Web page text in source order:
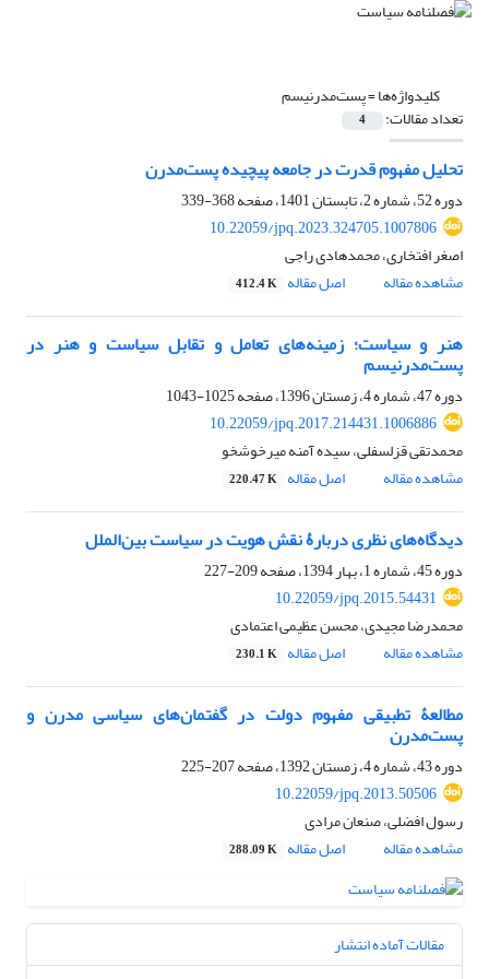
کلیدواژه‌ها =پست‌مدرنیسم
تعداد مقالات: 4
تحلیل مفهوم قدرت در جامعه پیچیده پست‌مدرن
دوره 52، شماره 2، تابستان 1401، صفحه
368-339
10.22059/jpq.2023.324705.1007806
اصغر افتخاری، محمدهادی راجی
مشاهده مقاله
اصل مقاله 412.4 K
هنر و سیاست؛ زمینه‌های تعامل و تقابل سیاست و هنر در
پست‌مدرنیسم
دوره 47، شماره 4، زمستان 1396، صفحه
1025-1043
10.22059/jpq.2017.214431.1006886
محمدتقی قزلسفلی، سیده آمنه میرخوشخو
مشاهده مقاله
اصل مقاله 220.47 K
دیدگاه‌های نظری دربارۀ نقش هویت در سیاست بین‌الملل
دوره 45، شماره 1، بهار 1394، صفحه
209-227
10.22059/jpq.2015.54431
محمدرضا مجیدی، محسن عظیمی اعتمادی
مشاهده مقاله
اصل مقاله 230.1 K
مطالعۀ تطبیقی مفهوم دولت در گفتمان‌های سیاسی مدرن و
پست‌مدرن
دوره 43، شماره 4، زمستان 1392، صفحه
207-225
10.22059/jpq.2013.50506
رسول افضلی، صنعان مرادی
مشاهده مقاله
اصل مقاله 288.09 K
مقالات آماده انتشار